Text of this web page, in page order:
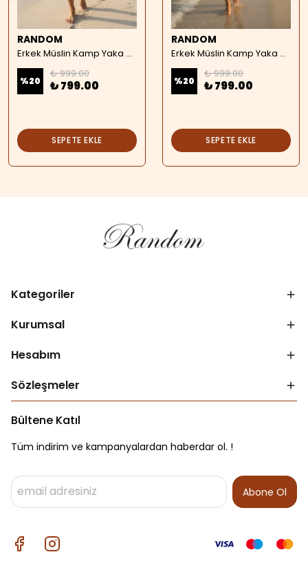
RANDOM
Erkek Müslin Kamp Yaka Kısa Kollu Gömlek - bej
%20
₺ 999.00
₺ 799.00
SEPETE EKLE
RANDOM
Erkek Müslin Kamp Yaka Kısa Kollu Gömlek - beyaz
%20
₺ 999.00
₺ 799.00
SEPETE EKLE
Kategoriler
Kurumsal
Hesabım
Sözleşmeler
Bültene Katıl
Tüm indirim ve kampanyalardan haberdar ol. !
Abone Ol